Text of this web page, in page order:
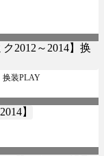
换装PLAY